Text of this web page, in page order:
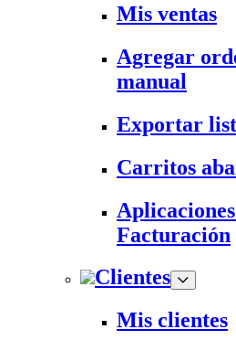
Mis ventas
Agregar
manual
Exportar
Carritos
Facturación
Clientes
Mis clientes